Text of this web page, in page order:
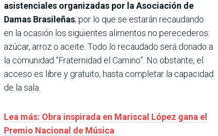
asistenciales organizadas por la Asociación de
Damas Brasileñas, por lo que se estarán recaudando
en la ocasión los siguientes alimentos no perecederos:
azúcar, arroz o aceite. Todo lo recaudado será donado a
la comunidad “Fraternidad el Camino”. No obstante, el
acceso es libre y gratuito, hasta completar la capacidad
de la sala.
Lea más: Obra inspirada en Mariscal López gana el
Premio Nacional de Música